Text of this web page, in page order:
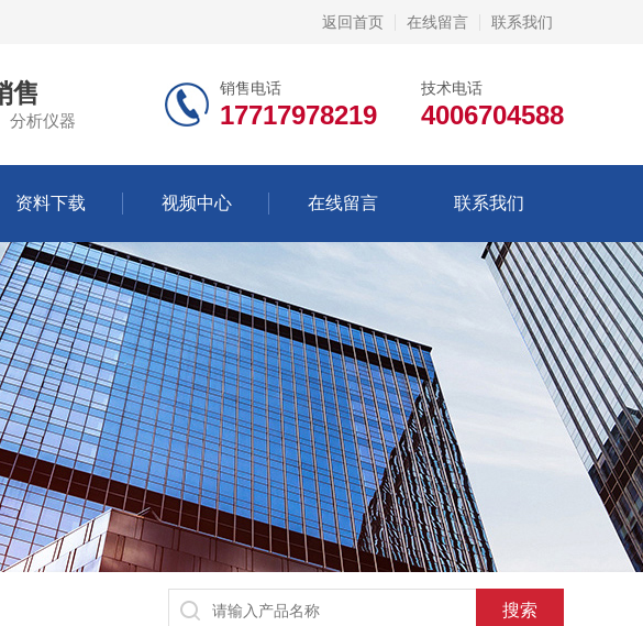
返回首页 在线留言 联系我们
售
分析仪器
销售电话
17717978219
技术电话
4006704588
资料下载 视频中心 在线留言 联系我们